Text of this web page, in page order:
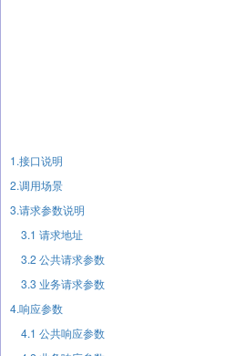
1.接口说明
2.调用场景
3.请求参数说明
3.1 请求地址
3.2 公共请求参数
3.3 业务请求参数
4.响应参数
4.1 公共响应参数